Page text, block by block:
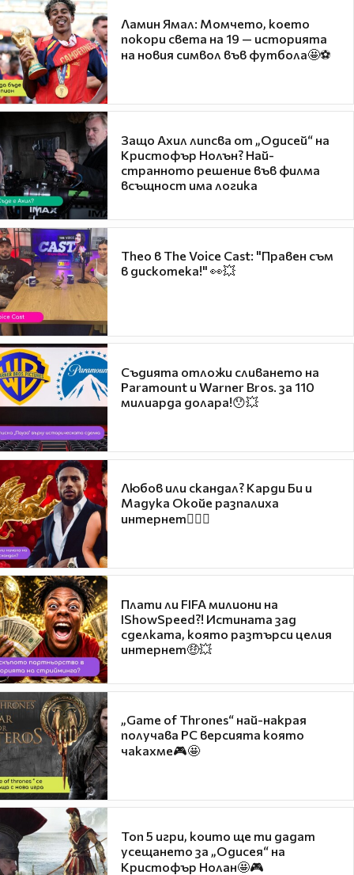
Ламин Ямал: Момчето, което
покори света на 19 — историята
на новия символ във футбола🤩⚽
Защо Ахил липсва от „Одисей“ на
Кристофър Нолън? Най-
странното решение във филма
всъщност има логика
Theo в The Voice Cast: "Правен съм
в дискотека!" 👀💥
Съдията отложи сливането на
Paramount и Warner Bros. за 110
милиарда долара!😯💥
Любов или скандал? Карди Би и
Мадука Окойе разпалиха
интернет❤️‍🔥🔥
Плати ли FIFA милиони на
IShowSpeed?! Истината зад
сделката, която разтърси целия
интернет🤑💥
„Game of Thrones“ най-накрая
получава PC версията която
чакахме🎮🤩
Топ 5 игри, които ще ти дадат
усещането за „Одисея“ на
Кристофър Нолан🤩🎮